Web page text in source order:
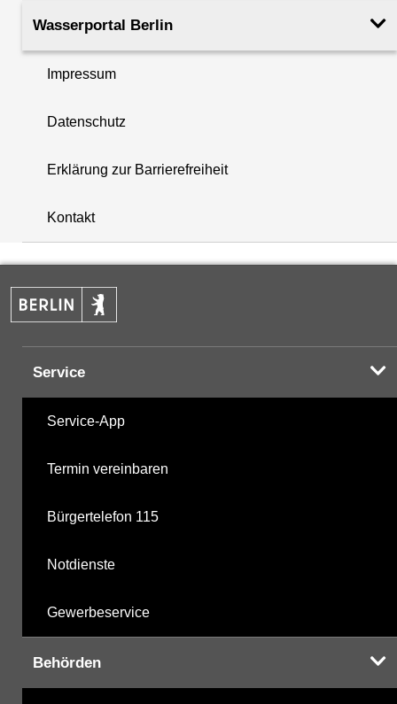
Filterunterkante
+
−
Wasserportal Berlin
Impressum
Datenschutz
Erklärung zur Barrierefreiheit
Kontakt
Service
Service-App
Termin vereinbaren
Bürgertelefon 115
Notdienste
Gewerbeservice
Behörden